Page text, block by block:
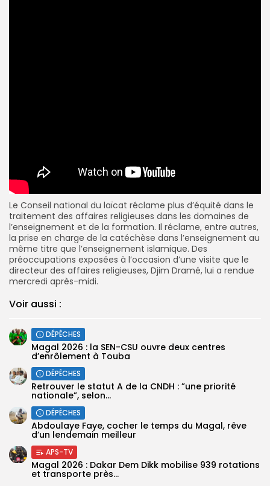
Le Conseil national du laïcat réclame plus d’équité dans le
traitement des affaires religieuses dans les domaines de
l’enseignement et de la formation. Il réclame, entre autres,
la prise en charge de la catéchèse dans l’enseignement au
même titre que l’enseignement islamique. Des
préoccupations exposées à l’occasion d’une visite que le
directeur des affaires religieuses, Djim Dramé, lui a rendue
mercredi après-midi.
Voir aussi :
DÉPÊCHES
Magal 2026 : la SEN-CSU ouvre deux centres
d’enrôlement à Touba
DÉPÊCHES
Retrouver le statut A de la CNDH : ”une priorité
nationale”, selon...
DÉPÊCHES
Abdoulaye Faye, cocher le temps du Magal, rêve
d’un lendemain meilleur
APS-TV
Magal 2026 : Dakar Dem Dikk mobilise 939 rotations
et transporte près...